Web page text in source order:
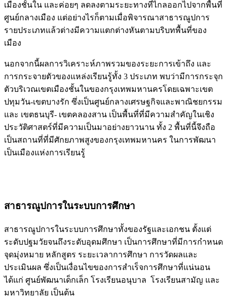
เมืองชั้นใน และค่อยๆ ลดลงตามระยะทางที่ไกลออกไปจากพื้นที่
ศูนย์กลางเมือง แต่อย่างไรก็ตามเมื่อพิจารณาสาธารณูปการ
รายประเภทแล้วต่างมีความแตกต่างหันตามบริบทพื้นที่ของ
เมือง
นอกจากนี้ผลการวิเคราะห์ภาพรวมของระยะการเข้าถึง และ
การกระจายตัวของแหล่งเรียนรู้ทั้ง 3 ประเภท พบว่ามีการกระจุก
ตัวบริเวณเขตเมืองชั้นในของกรุงเทพมหานครโดยเฉพาะเขต
ปทุมวัน-เขตบางรัก ซึ่งเป็นศูนย์กลางเศรษฐกิจและพาณิชยกรรม
และ เขตธนบุรี- เขตคลองสาน เป็นพื้นที่ที่มีความสำคัญในเชิง
ประวัติศาสตร์ที่มีความเป็นมาอย่างยาวนาน ทั้ง 2 พื้นที่นี้จึงถือ
เป็นสถานที่ที่มีศักยภาพสูงของกรุงเทพมหานคร ในการพัฒนา
เป็นเมืองแห่งการเรียนรู้
สาธารณูปการในระบบการศึกษา
สาธารณูปการในระบบการศึกษาทั้งของรัฐและเอกชน ตั้งแต่
ระดับปฐมวัยจนถึงระดับอุดมศึกษา เป็นการศึกษาที่มีการกำหนด
จุดมุ่งหมาย หลักสูตร ระยะเวลาการศึกษา การวัดผลและ
ประเมินผล ซึ่งเป็นเงื่อนไขของการสำเร็จการศึกษาที่แน่นอน
ได้แก่ ศูนย์พัฒนาเด็กเล็ก โรงเรียนอนุบาล โรงเรียนสามัญ และ
มหาวิทยาลัย เป็นต้น